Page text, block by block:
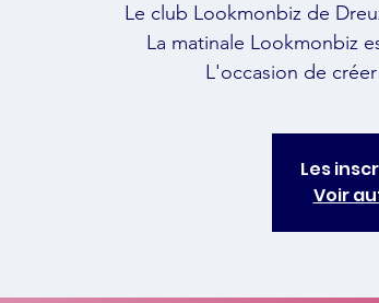
Le club Lookmonbiz de
La matinale Lookmonbiz
L'occasion de
Les
Voir